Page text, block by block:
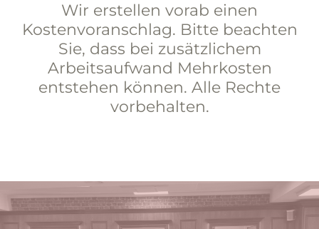
Wir erstellen vorab einen
Kostenvoranschlag. Bitte beachten
Sie, dass bei zusätzlichem
Arbeitsaufwand Mehrkosten
entstehen können. Alle Rechte
vorbehalten.